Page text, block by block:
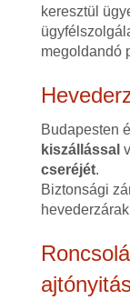
keresztül
megoldandó
Budapesten
kiszállással
cseréjét.
Biztonsági